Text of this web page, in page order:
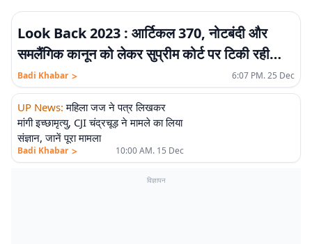
Look Back 2023 : आर्टिकल 370, नोटबंदी और
समलैंगिक कानून को लेकर सुप्रीम कोर्ट पर टिकी रही
नजरें
Badi Khabar > 6:07 PM. 25 Dec
UP News: महिला जज ने पत्र लिखकर
मांगी इच्छामृत्यु, CJI चंद्रचूड़ ने मामले का लिया
संज्ञान, जानें पूरा मामला
Badi Khabar > 10:00 AM. 15 Dec
विज्ञापन